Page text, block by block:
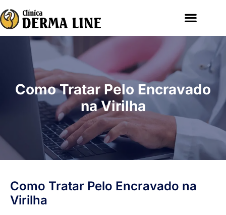
Como Tratar Pelo Encravado
na Virilha
Como Tratar Pelo Encravado na
Virilha